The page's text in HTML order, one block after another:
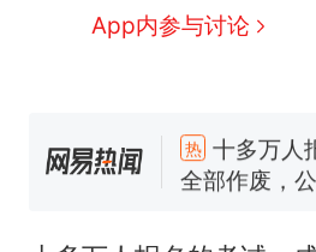
App内参与讨论
空调24小时
热 十多万人
全部作废，